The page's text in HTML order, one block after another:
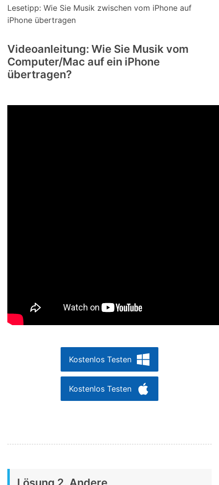
Lesetipp: Wie Sie Musik zwischen vom iPhone auf
iPhone übertragen
Videoanleitung: Wie Sie Musik vom
Computer/Mac auf ein iPhone
übertragen?
Kostenlos Testen
Kostenlos Testen
Lösung 2. Andere